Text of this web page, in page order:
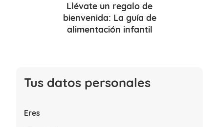
Llévate un regalo de
bienvenida: La guía de
alimentación infantil
Tus datos personales
Eres